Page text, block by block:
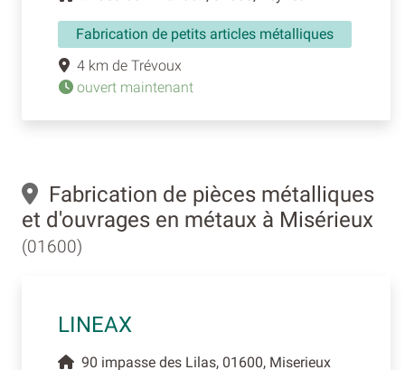
Fabrication de petits articles métalliques
4 km de Trévoux
ouvert maintenant
Fabrication de pièces métalliques
et d'ouvrages en métaux à Misérieux
(01600)
LINEAX
90 impasse des Lilas, 01600, Miserieux